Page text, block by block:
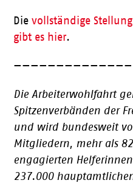
Dievollständige
gibt es hier.
Die Arbeiterwohlfahrt
Spitzenverbänden der
und wird bundesweit
Mitgliedern, mehr als
engagierten
237.000